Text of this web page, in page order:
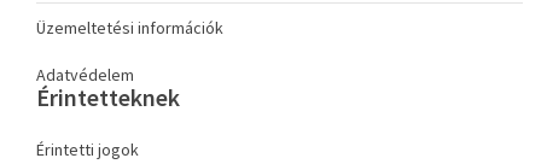
Üzemeltetési információk
Adatvédelem
Érintetteknek
Érintetti jogok